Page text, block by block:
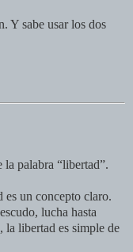
Y sabe usar los dos
palabra “libertad”.
es un concepto claro.
lucha hasta
la libertad es simple de